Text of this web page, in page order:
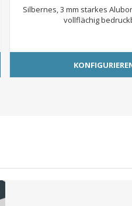
Silbernes, 3 mm starkes
vollflächig